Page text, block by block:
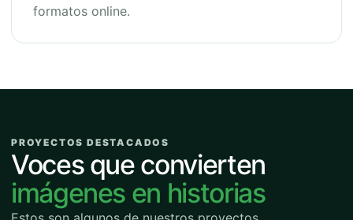
formatos online.
PROYECTOS DESTACADOS
Voces que convierten
imágenes en historias